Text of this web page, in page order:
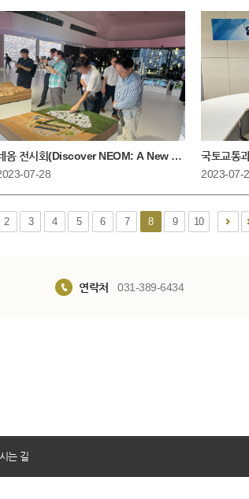
옴 전시회(Discover NEOM: A New Future by
07-28
국토교통
2023-07-
2 3 4 5 6 7 8 9 10
연락처 031-389-6434
는 길